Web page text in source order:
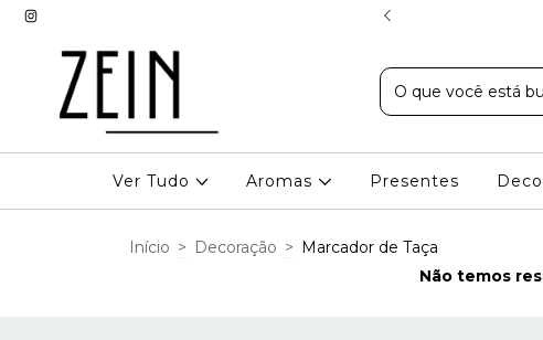
EM BH
Ver Tudo Aromas Presentes
Início > Decoração > Marcador de Taça
Não temos